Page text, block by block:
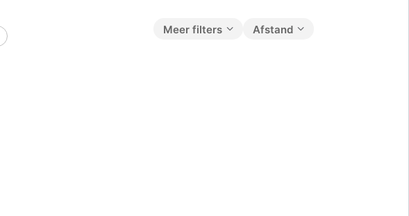
Afstand
Meer filters